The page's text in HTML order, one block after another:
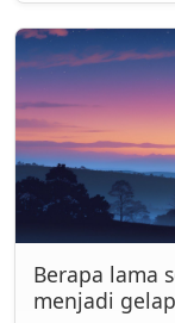
Berapa lama
menjadi